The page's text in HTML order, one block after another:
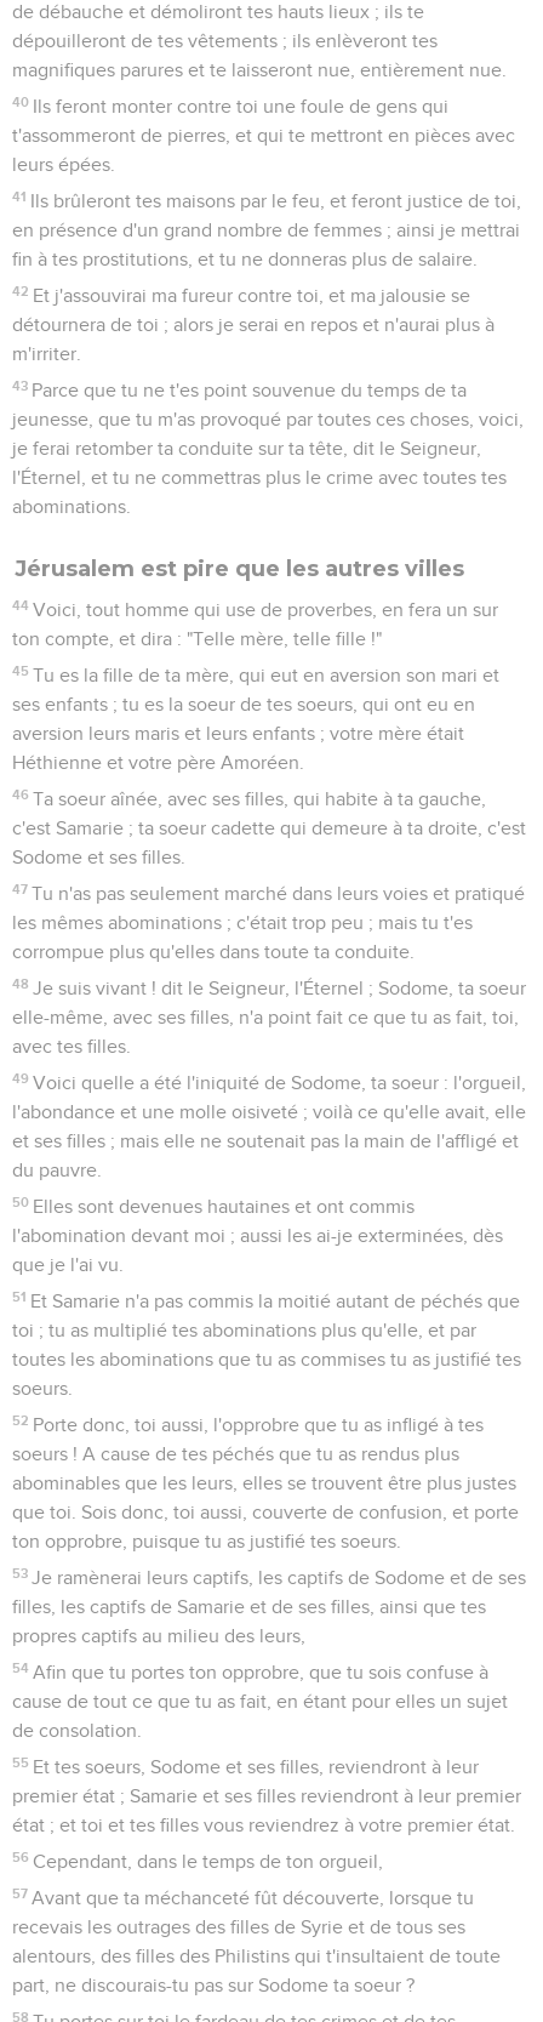
de débauche et démoliront tes hauts lieux ; ils te
dépouilleront de tes vêtements ; ils enlèveront tes
magnifiques parures et te laisseront nue, entièrement nue.
40 Ils feront monter contre toi une foule de gens qui
t'assommeront de pierres, et qui te mettront en pièces avec
leurs épées.
41 Ils brûleront tes maisons par le feu, et feront justice de toi,
en présence d'un grand nombre de femmes ; ainsi je mettrai
fin à tes prostitutions, et tu ne donneras plus de salaire.
42 Et j'assouvirai ma fureur contre toi, et ma jalousie se
détournera de toi ; alors je serai en repos et n'aurai plus à
m'irriter.
43 Parce que tu ne t'es point souvenue du temps de ta
jeunesse, que tu m'as provoqué par toutes ces choses, voici,
je ferai retomber ta conduite sur ta tête, dit le Seigneur,
l'Éternel, et tu ne commettras plus le crime avec toutes tes
abominations.
Jérusalem est pire que les autres villes
44 Voici, tout homme qui use de proverbes, en fera un sur
ton compte, et dira : "Telle mère, telle fille !"
45 Tu es la fille de ta mère, qui eut en aversion son mari et
ses enfants ; tu es la soeur de tes soeurs, qui ont eu en
aversion leurs maris et leurs enfants ; votre mère était
Héthienne et votre père Amoréen.
46 Ta soeur aînée, avec ses filles, qui habite à ta gauche,
c'est Samarie ; ta soeur cadette qui demeure à ta droite, c'est
Sodome et ses filles.
47 Tu n'as pas seulement marché dans leurs voies et pratiqué
les mêmes abominations ; c'était trop peu ; mais tu t'es
corrompue plus qu'elles dans toute ta conduite.
48 Je suis vivant ! dit le Seigneur, l'Éternel ; Sodome, ta soeur
elle-même, avec ses filles, n'a point fait ce que tu as fait, toi,
avec tes filles.
49 Voici quelle a été l'iniquité de Sodome, ta soeur : l'orgueil,
l'abondance et une molle oisiveté ; voilà ce qu'elle avait, elle
et ses filles ; mais elle ne soutenait pas la main de l'affligé et
du pauvre.
50 Elles sont devenues hautaines et ont commis
l'abomination devant moi ; aussi les ai-je exterminées, dès
que je l'ai vu.
51 Et Samarie n'a pas commis la moitié autant de péchés que
toi ; tu as multiplié tes abominations plus qu'elle, et par
toutes les abominations que tu as commises tu as justifié tes
soeurs.
52 Porte donc, toi aussi, l'opprobre que tu as infligé à tes
soeurs ! A cause de tes péchés que tu as rendus plus
abominables que les leurs, elles se trouvent être plus justes
que toi. Sois donc, toi aussi, couverte de confusion, et porte
ton opprobre, puisque tu as justifié tes soeurs.
53 Je ramènerai leurs captifs, les captifs de Sodome et de ses
filles, les captifs de Samarie et de ses filles, ainsi que tes
propres captifs au milieu des leurs,
54 Afin que tu portes ton opprobre, que tu sois confuse à
cause de tout ce que tu as fait, en étant pour elles un sujet
de consolation.
55 Et tes soeurs, Sodome et ses filles, reviendront à leur
premier état ; Samarie et ses filles reviendront à leur premier
état ; et toi et tes filles vous reviendrez à votre premier état.
56 Cependant, dans le temps de ton orgueil,
57 Avant que ta méchanceté fût découverte, lorsque tu
recevais les outrages des filles de Syrie et de tous ses
alentours, des filles des Philistins qui t'insultaient de toute
part, ne discourais-tu pas sur Sodome ta soeur ?
58